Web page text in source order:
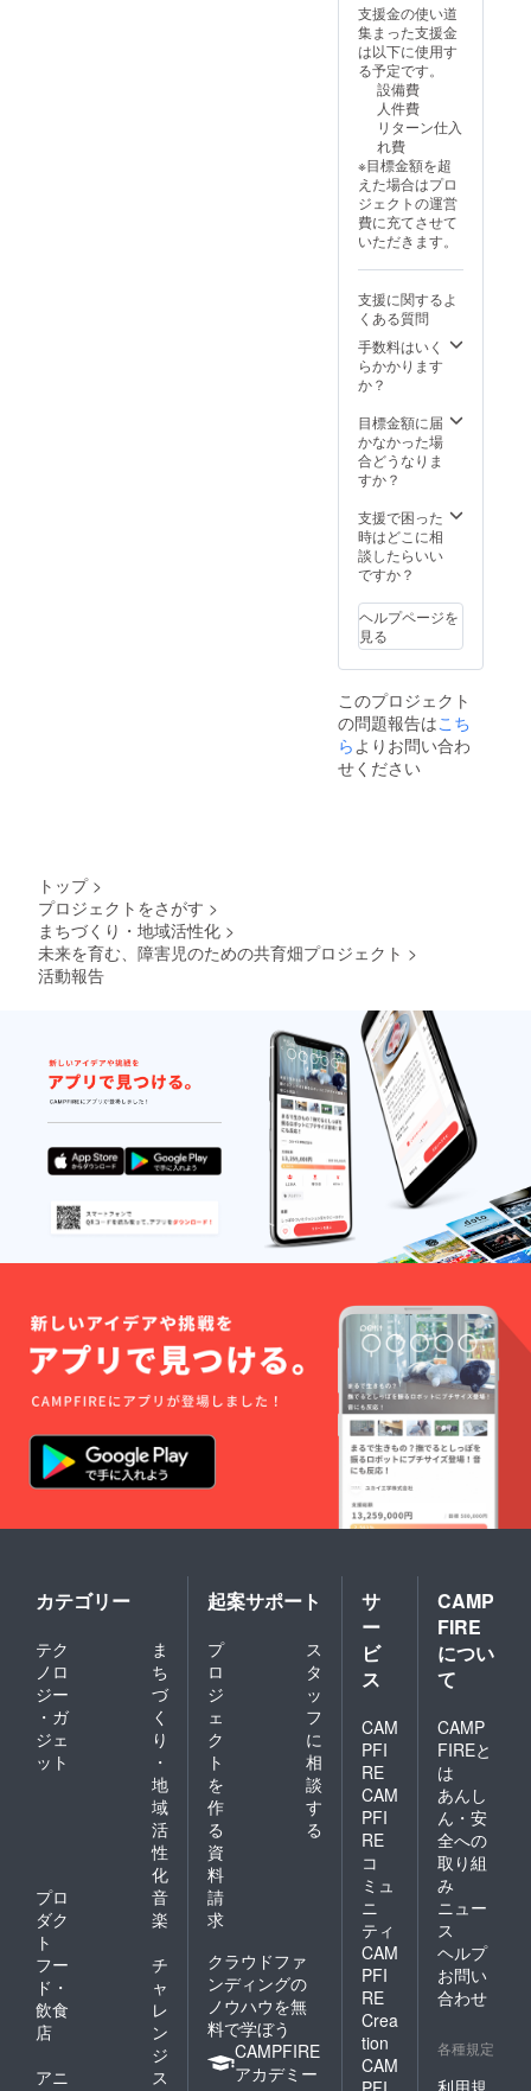
支援金の使い道
集まった支援金
は以下に使用す
る予定です。
設備費
人件費
リターン仕入
れ費
※目標金額を超
えた場合はプロ
ジェクトの運営
費に充てさせて
いただきます。
支援に関するよ
くある質問
手数料はいく
らかかります
か？
目標金額に届
かなかった場
合どうなりま
すか？
支援で困った
時はどこに相
談したらいい
ですか？
ヘルプページを
見る
このプロジェクト
の問題報告はこち
ら よりお問い合わ
せください
トップ >
プロジェクトをさがす >
まちづくり・地域活性化 >
未来を育む、障害児のための共育畑プロジェクト >
活動報告
カテゴリー
テク
ノロ
ジー
・ガ
ジェ
ット
ま
ち
づ
く
り
・
地
域
活
性
化
プロ
ダク
ト
音
楽
フー
ド・
飲食
店
チ
ャ
レ
ン
ジ
アニ
ス
起案サポート
プ
ロ
ジ
ェ
ク
ト
を
作
る
ス
タ
ッ
フ
に
相
談
す
る
資
料
請
求
クラウドファ
ンディングの
ノウハウを無
料で学ぼう
CAMPFIRE
アカデミー
サ
ー
ビ
ス
CAM
PFI
RE
CAM
PFI
RE
コ
ミュ
ニ
ティ
CAM
PFI
RE
Crea
tion
CAM
CAMP
FIRE
につい
て
CAMP
FIREと
は
あんし
ん・安
全への
取り組
み
ニュー
ス
ヘルプ
お問い
合わせ
各種規定